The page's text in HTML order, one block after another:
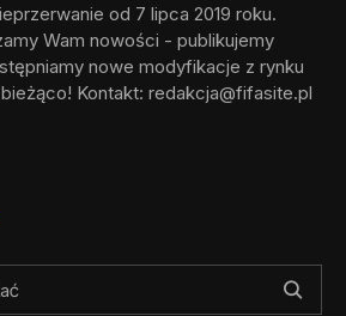
od 7 lipca 2019 roku.
Wam nowości - publikujemy
nowe modyfikacje z rynku
Kontakt: redakcja@fifasite.pl